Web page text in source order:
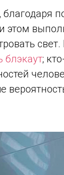
этом
блэкаут;